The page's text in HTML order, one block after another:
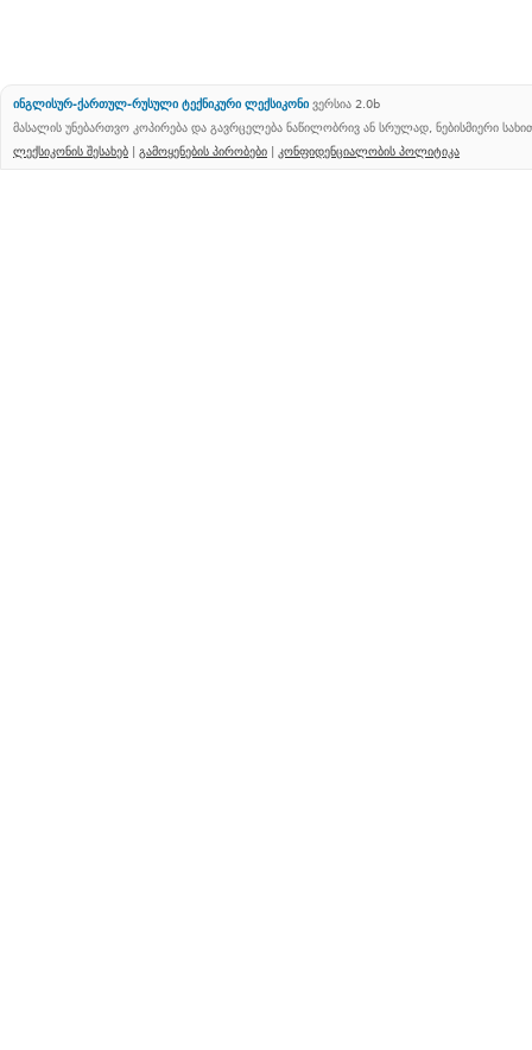
ინგლისურ-ქართულ-რუსული ტექნიკური ლექსიკონი ვერსია 2.0b
მასალის უნებართვო კოპირება და გავრცელება ნაწილობრივ ან სრულად, ნებისმიერი
ლექსიკონის შესახებ | გამოყენების პირობები | კონფიდენციალობის პოლიტიკა